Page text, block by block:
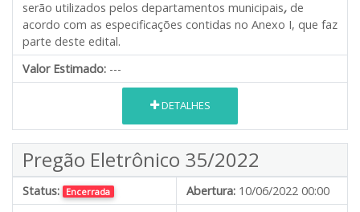
serão utilizados pelos departamentos municipais, de
acordo com as especificações contidas no Anexo I, que faz
parte deste edital.
Valor Estimado: ---
DETALHES
Pregão Eletrônico 35/2022
Status: Encerrada Abertura: 10/06/2022 00:00